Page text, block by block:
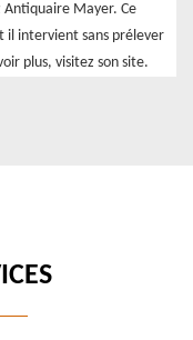
Mayer. Ce
il intervient sans prélever
plus, visitez son site.